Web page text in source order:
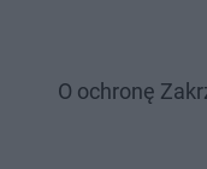
O ochronę